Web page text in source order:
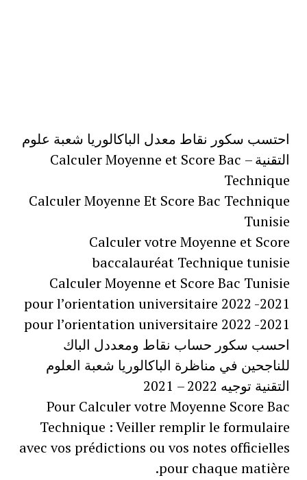
احتسب سكور نقاط معدل الباكالوريا شعبة علوم
التقنية – Calculer Moyenne et Score Bac
Technique
Calculer Moyenne Et Score Bac Technique
Tunisie
Calculer votre Moyenne et Score
baccalauréat Technique tunisie
Calculer Moyenne et Score Bac Tunisie
pour l’orientation universitaire 2022 -2021
pour l’orientation universitaire 2022 -2021
احسب سكور حساب نقاط ومعددل الباك
للناجحين في مناظرة الباكالوريا شعبة العلوم
التقنية توجيه 2022 – 2021
Pour Calculer votre Moyenne Score Bac
Technique : Veiller remplir le formulaire
avec vos prédictions ou vos notes officielles
pour chaque matière.